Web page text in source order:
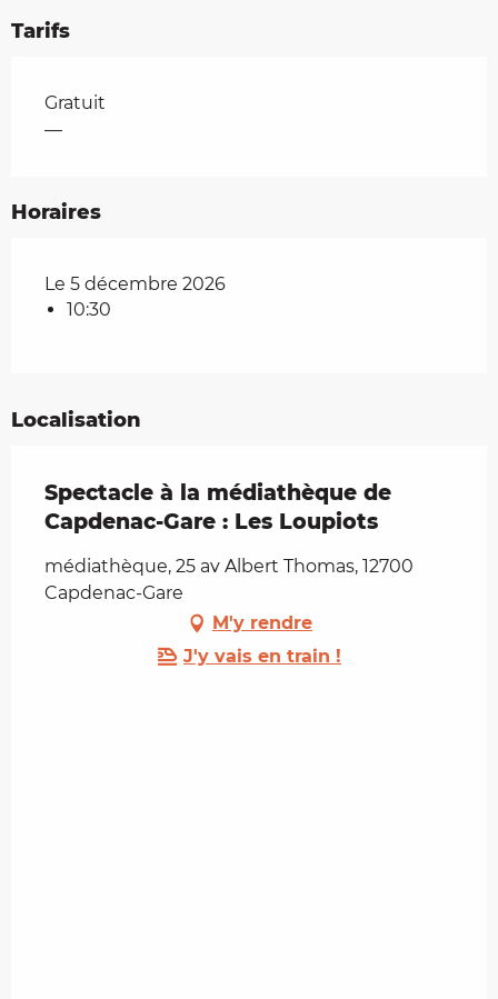
Tarifs
Tarifs 2026
Gratuit
—
Horaires
Le 5 décembre 2026
10:30
Localisation
Spectacle à la médiathèque de
Capdenac-Gare : Les Loupiots
médiathèque, 25 av Albert Thomas, 12700
Capdenac-Gare
M'y rendre
J'y vais en train !